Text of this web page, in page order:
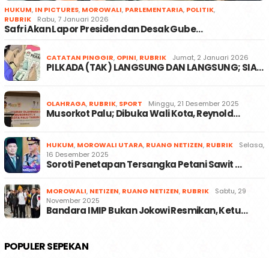
HUKUM, IN PICTURES, MOROWALI, PARLEMENTARIA, POLITIK,
RUBRIK
Rabu, 7 Januari 2026
Safri Akan Lapor Presiden dan Desak Gube…
CATATAN PINGGIR, OPINI, RUBRIK Jumat, 2 Januari 2026
PILKADA (TAK) LANGSUNG DAN LANGSUNG; SIA…
OLAHRAGA, RUBRIK, SPORT Minggu, 21 Desember 2025
Musorkot Palu; Dibuka Wali Kota, Reynold…
HUKUM, MOROWALI UTARA, RUANG NETIZEN, RUBRIK
Selasa,
16 Desember 2025
Soroti Penetapan Tersangka Petani Sawit …
MOROWALI, NETIZEN, RUANG NETIZEN, RUBRIK
Sabtu, 29
November 2025
Bandara IMIP Bukan Jokowi Resmikan, Ketu…
POPULER SEPEKAN